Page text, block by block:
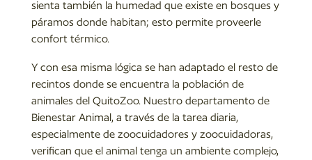
sienta también la humedad que existe en bosques y
páramos donde habitan; esto permite proveerle
confort térmico.
Y con esa misma lógica se han adaptado el resto de
recintos donde se encuentra la población de
animales del QuitoZoo. Nuestro departamento de
Bienestar Animal, a través de la tarea diaria,
especialmente de zoocuidadores y zoocuidadoras,
verifican que el animal tenga un ambiente complejo,